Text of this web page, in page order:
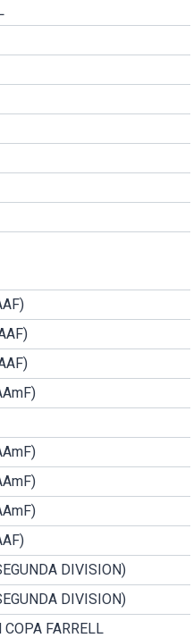
DIVISION)
DIVISION)
FARRELL